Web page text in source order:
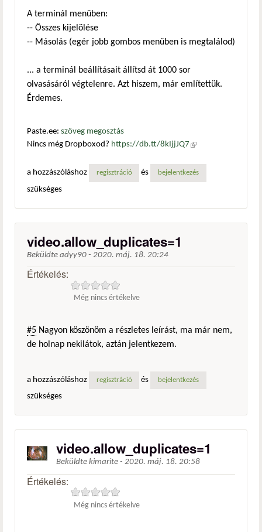
A terminál menüben:
-- Összes kijelölése
-- Másolás (egér jobb gombos menüben is megtalálod)
... a terminál beállításait állítsd át 1000 sor
olvasásáról végtelenre. Azt hiszem, már említettük.
Érdemes.
Paste.ee: szöveg megosztás
Nincs még Dropboxod? https://db.tt/8kIjjJQ7 (külső
a hozzászóláshoz
regisztráció és bejelentkezés
szükséges
video.allow_duplicates=1
Beküldte adyy90 - 2020. máj. 18. 20:24
Értékelés:
Még nincs értékelve
#5 Nagyon köszönöm a részletes leírást, ma már nem,
de holnap nekilátok, aztán jelentkezem.
a hozzászóláshoz regisztráció és bejelentkezés
szükséges
video.allow_duplicates=1
Beküldte kimarite - 2020. máj. 18. 20:58
Értékelés:
Még nincs értékelve